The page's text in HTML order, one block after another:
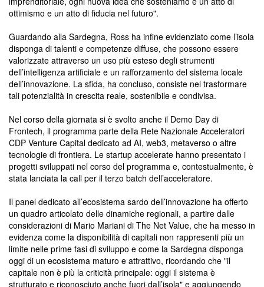
ottimismo e un atto di fiducia nel futuro".
Guardando alla Sardegna, Ross ha infine evidenziato come l’isola
disponga di talenti e competenze diffuse, che possono essere
valorizzate attraverso un uso più esteso degli strumenti
dell’intelligenza artificiale e un rafforzamento del sistema locale
dell’innovazione. La sfida, ha concluso, consiste nel trasformare
tali potenzialità in crescita reale, sostenibile e condivisa.
Nel corso della giornata si è svolto anche il Demo Day di
Frontech, il programma parte della Rete Nazionale Acceleratori
CDP Venture Capital dedicato ad AI, web3, metaverso o altre
tecnologie di frontiera. Le startup accelerate hanno presentato i
progetti sviluppati nel corso del programma e, contestualmente, è
stata lanciata la call per il terzo batch dell’acceleratore.
Il panel dedicato all’ecosistema sardo dell’innovazione ha offerto
un quadro articolato delle dinamiche regionali, a partire dalle
considerazioni di Mario Mariani di The Net Value, che ha messo in
evidenza come la disponibilità di capitali non rappresenti più un
limite nelle prime fasi di sviluppo e come la Sardegna disponga
oggi di un ecosistema maturo e attrattivo, ricordando che "il
capitale non è più la criticità principale: oggi il sistema è
strutturato e riconosciuto anche fuori dall’isola" e aggiungendo